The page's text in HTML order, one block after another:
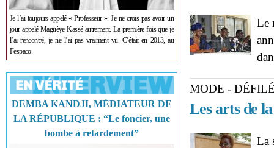
Je l’ai toujours appelé « Professeur ». Je ne crois pas avoir un
jour appelé Maguèye Kassé autrement. La première fois que je
l’ai rencontré, je ne l’ai pas vraiment vu. C’était en 2013, au
Fespaco.
DEMBA KANDJI, MÉDIATEUR DE
LA RÉPUBLIQUE : “Le foncier, une
bombe à retardement”
Le
MODE -
Les arts de
La